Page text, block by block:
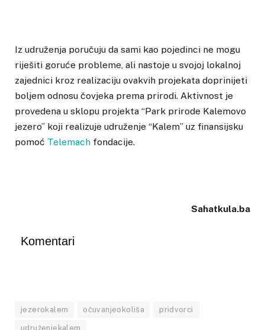
Iz udruženja poručuju da sami kao pojedinci ne mogu
riješiti goruće probleme, ali nastoje u svojoj lokalnoj
zajednici kroz realizaciju ovakvih projekata doprinijeti
boljem odnosu čovjeka prema prirodi. Aktivnost je
provedena u sklopu projekta “Park prirode Kalemovo
jezero” koji realizuje udruženje “Kalem” uz finansijsku
pomoć Telemach fondacije.
Sahatkula.ba
Komentari
jezerokalem očuvanjeokoliša pridvorci
udruženjekalem